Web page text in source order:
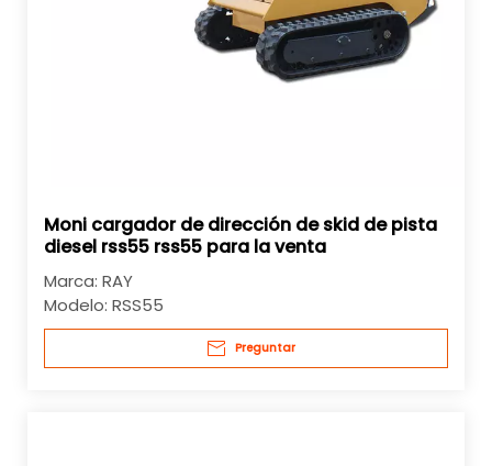
Moni cargador de dirección de skid de pista
diesel rss55 rss55 para la venta
Marca: RAY
Modelo: RSS55
Preguntar